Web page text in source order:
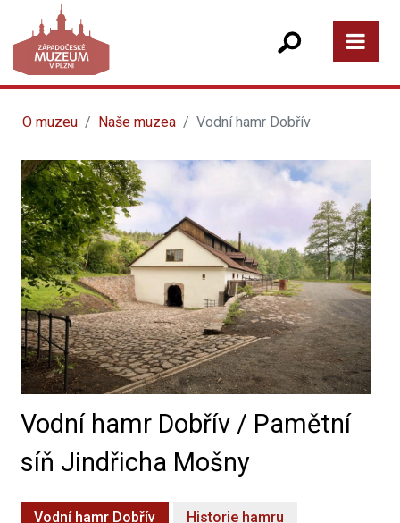
O muzeu Naše muzea Vodní hamr Dobřív
Vodní hamr Dobřív / Pamětní
síň Jindřicha Mošny
Vodní hamr Dobřív Historie hamru